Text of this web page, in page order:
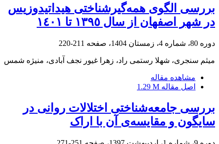
بررسی الگوی همه‌گیر‌شناختی هیداتیدوزیس
در شهر اصفهان از سال ١٣٩٥ تا ١٤٠١
دوره 80، شماره 4، زمستان 1404، صفحه 211-220
میثم سنجری، شهلا رستمی راد، زهرا غیور نجف آبادی، منیژه شمس
مشاهده مقاله
اصل مقاله 1.29 M
بررسی جامعه‌شناختی اختلالات روانی در
سایگون و مقایسه‌ی آن با اراک